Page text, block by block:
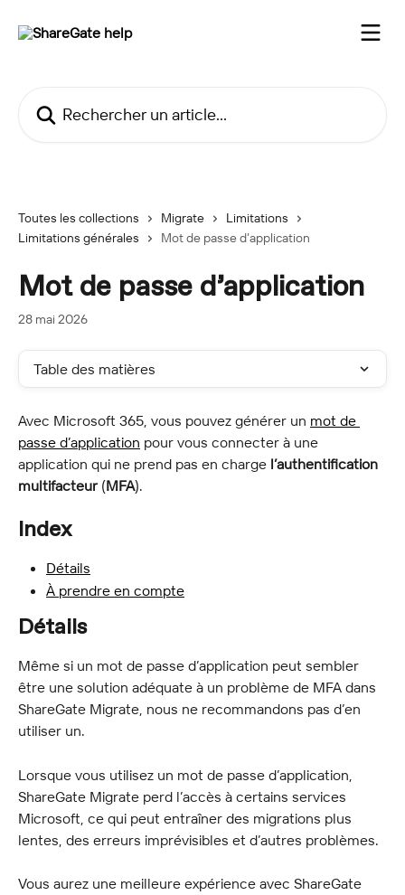
Toutes les collections Migrate
Limitations
Limitations générales
Mot de passe d’application
Mot de passe d’application
28 mai 2026
Table des matières
Avec Microsoft 365, vous pouvez générer un mot de
passe d’application pour vous connecter à une
application qui ne prend pas en charge l’authentification
multifacteur (MFA).
Index
Détails
À prendre en compte
Détails
Même si un mot de passe d’application peut sembler
être une solution adéquate à un problème de MFA dans
ShareGate Migrate, nous ne recommandons pas d’en
utiliser un.
Lorsque vous utilisez un mot de passe d’application,
ShareGate Migrate perd l’accès à certains services
Microsoft, ce qui peut entraîner des migrations plus
lentes, des erreurs imprévisibles et d’autres problèmes.
Vous aurez une meilleure expérience avec ShareGate